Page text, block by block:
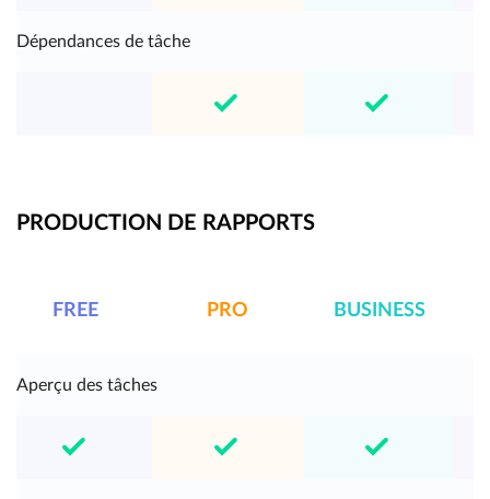
Dépendances de tâche
PRODUCTION DE RAPPORTS
FREE PRO BUSINESS
Aperçu des tâches